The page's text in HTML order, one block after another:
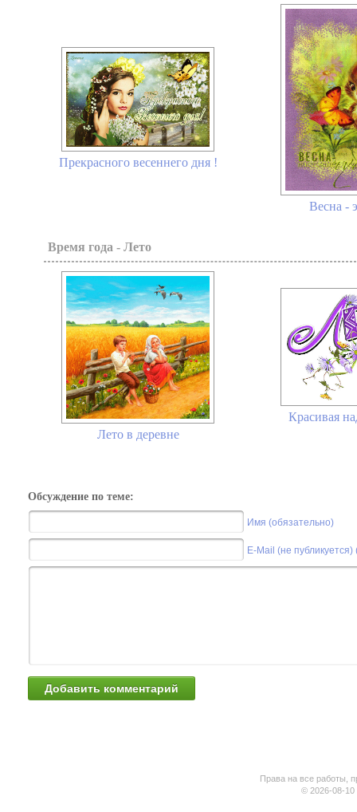
Прекрасного весеннего дня !
Весна -
Время года - Лето
Лето в деревне
Красивая
Обсуждение по теме:
Имя (обязательно)
E-Mail (не
Права на все работы,
© 2026-08-10